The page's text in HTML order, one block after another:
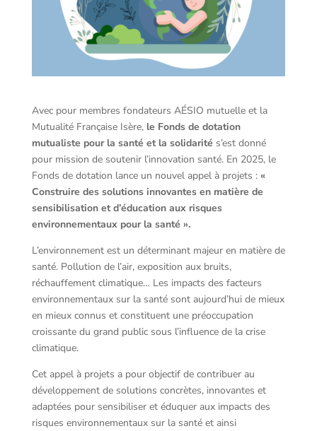
Avec pour membres fondateurs AÉSIO mutuelle et la
Mutualité Française Isère, le Fonds de dotation
mutualiste pour la santé et la solidarité s’est donné
pour mission de soutenir l’innovation santé. En 2025, le
Fonds de dotation lance un nouvel appel à projets : «
Construire des solutions innovantes en matière de
sensibilisation et d’éducation aux risques
environnementaux pour la santé ».
L’environnement est un déterminant majeur en matière de
santé. Pollution de l’air, exposition aux bruits,
réchauffement climatique… Les impacts des facteurs
environnementaux sur la santé sont aujourd’hui de mieux
en mieux connus et constituent une préoccupation
croissante du grand public sous l’influence de la crise
climatique.
Cet appel à projets a pour objectif de contribuer au
développement de solutions concrètes, innovantes et
adaptées pour sensibiliser et éduquer aux impacts des
risques environnementaux sur la santé et ainsi